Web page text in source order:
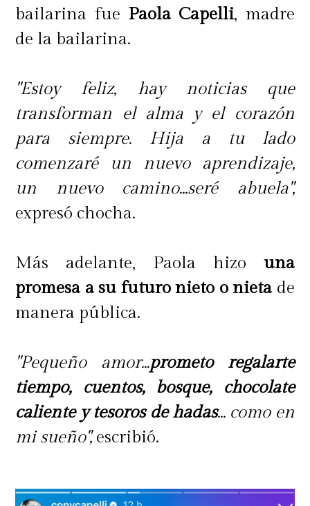
bailarina fue Paola Capelli, madre
de la bailarina.
"Estoy feliz, hay noticias que
transforman el alma y el corazón
para siempre. Hija a tu lado
comenzaré un nuevo aprendizaje,
un nuevo camino...seré abuela",
expresó chocha.
Más adelante, Paola hizo una
promesa a su futuro nieto o nietade
manera pública.
"Pequeño amor...prometo regalarte
tiempo, cuentos, bosque, chocolate
caliente y tesoros de hadas... como en
mi sueño",escribió.